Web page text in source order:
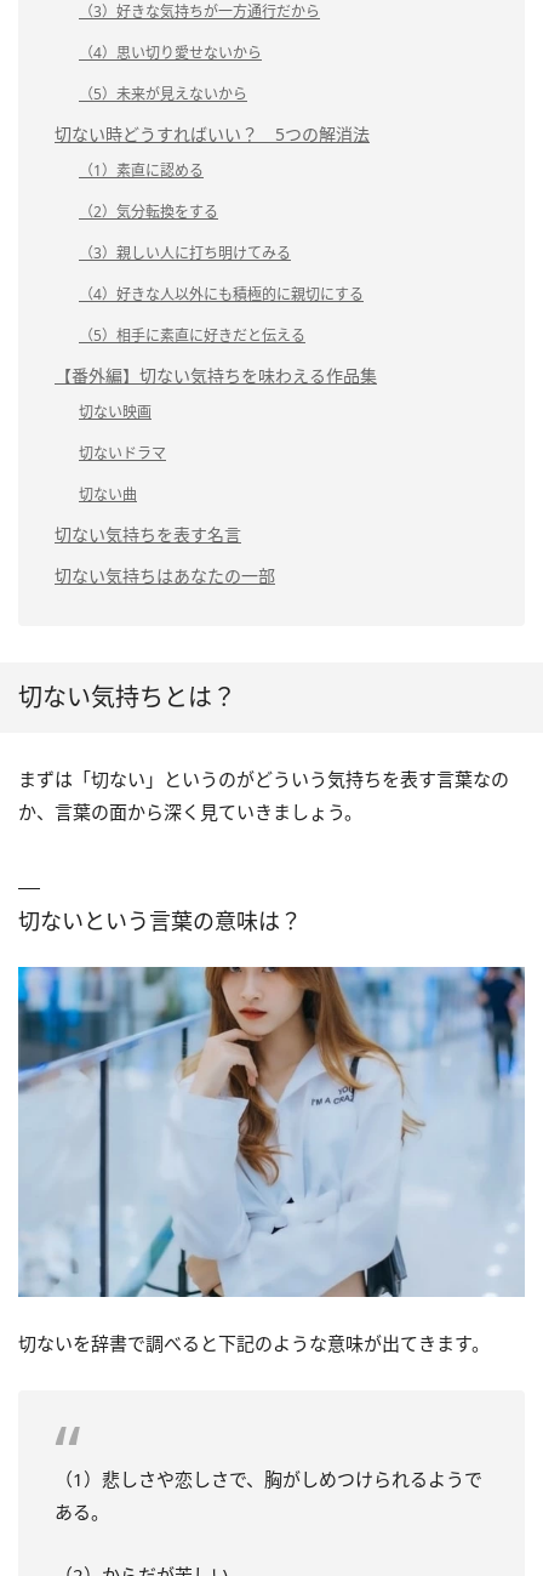
（3）好きな気持ちが一方通行だから
（4）思い切り愛せないから
（5）未来が見えないから
切ない時どうすればいい？ 5つの解消法
（1）素直に認める
（2）気分転換をする
（3）親しい人に打ち明けてみる
（4）好きな人以外にも積極的に親切にする
（5）相手に素直に好きだと伝える
【番外編】切ない気持ちを味わえる作品集
切ない映画
切ないドラマ
切ない曲
切ない気持ちを表す名言
切ない気持ちはあなたの一部
切ない気持ちとは？
まずは「切ない」というのがどういう気持ちを表す言葉なの
か、言葉の面から深く見ていきましょう。
切ないという言葉の意味は？
切ないを辞書で調べると下記のような意味が出てきます。
（1）悲しさや恋しさで、胸がしめつけられるようで
ある。